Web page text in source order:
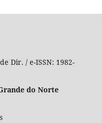
Dir. / e-ISSN: 1982-
do Norte